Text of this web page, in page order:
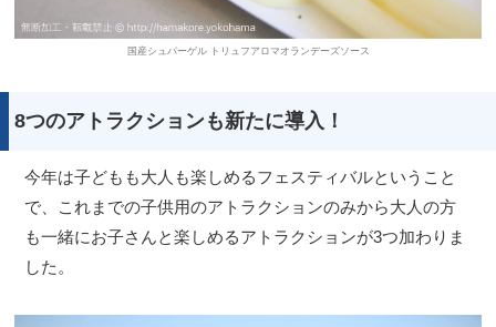
国産シュパーゲル トリュフアロマオランデーズソース
8つのアトラクションも新たに導入！
今年は子どもも大人も楽しめるフェスティバルということ
で、これまでの子供用のアトラクションのみから大人の方
も一緒にお子さんと楽しめるアトラクションが3つ加わりま
した。